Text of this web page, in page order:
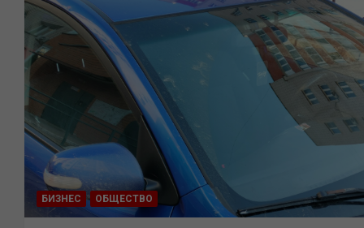
БИЗНЕС ОБЩЕСТВО